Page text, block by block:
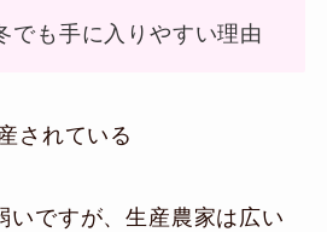
でも手に入りやすい理由
されている
いですが、生産農家は広い